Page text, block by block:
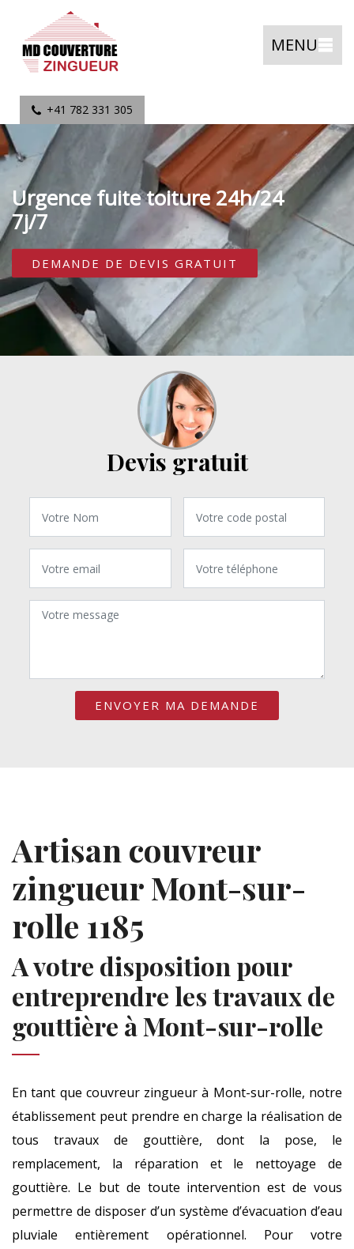
MENU
+41 782 331 305
Urgence fuite toiture 24h/24
7j/7
DEMANDE DE DEVIS GRATUIT
Devis gratuit
Artisan couvreur
zingueur Mont-sur-
rolle 1185
A votre disposition pour
entreprendre les travaux de
gouttière à Mont-sur-rolle
En tant que couvreur zingueur à Mont-sur-rolle, notre
établissement peut prendre en charge la réalisation de
tous travaux de gouttière, dont la pose, le
remplacement, la réparation et le nettoyage de
gouttière. Le but de toute intervention est de vous
permettre de disposer d’un système d’évacuation d’eau
pluviale entièrement opérationnel. Pour votre